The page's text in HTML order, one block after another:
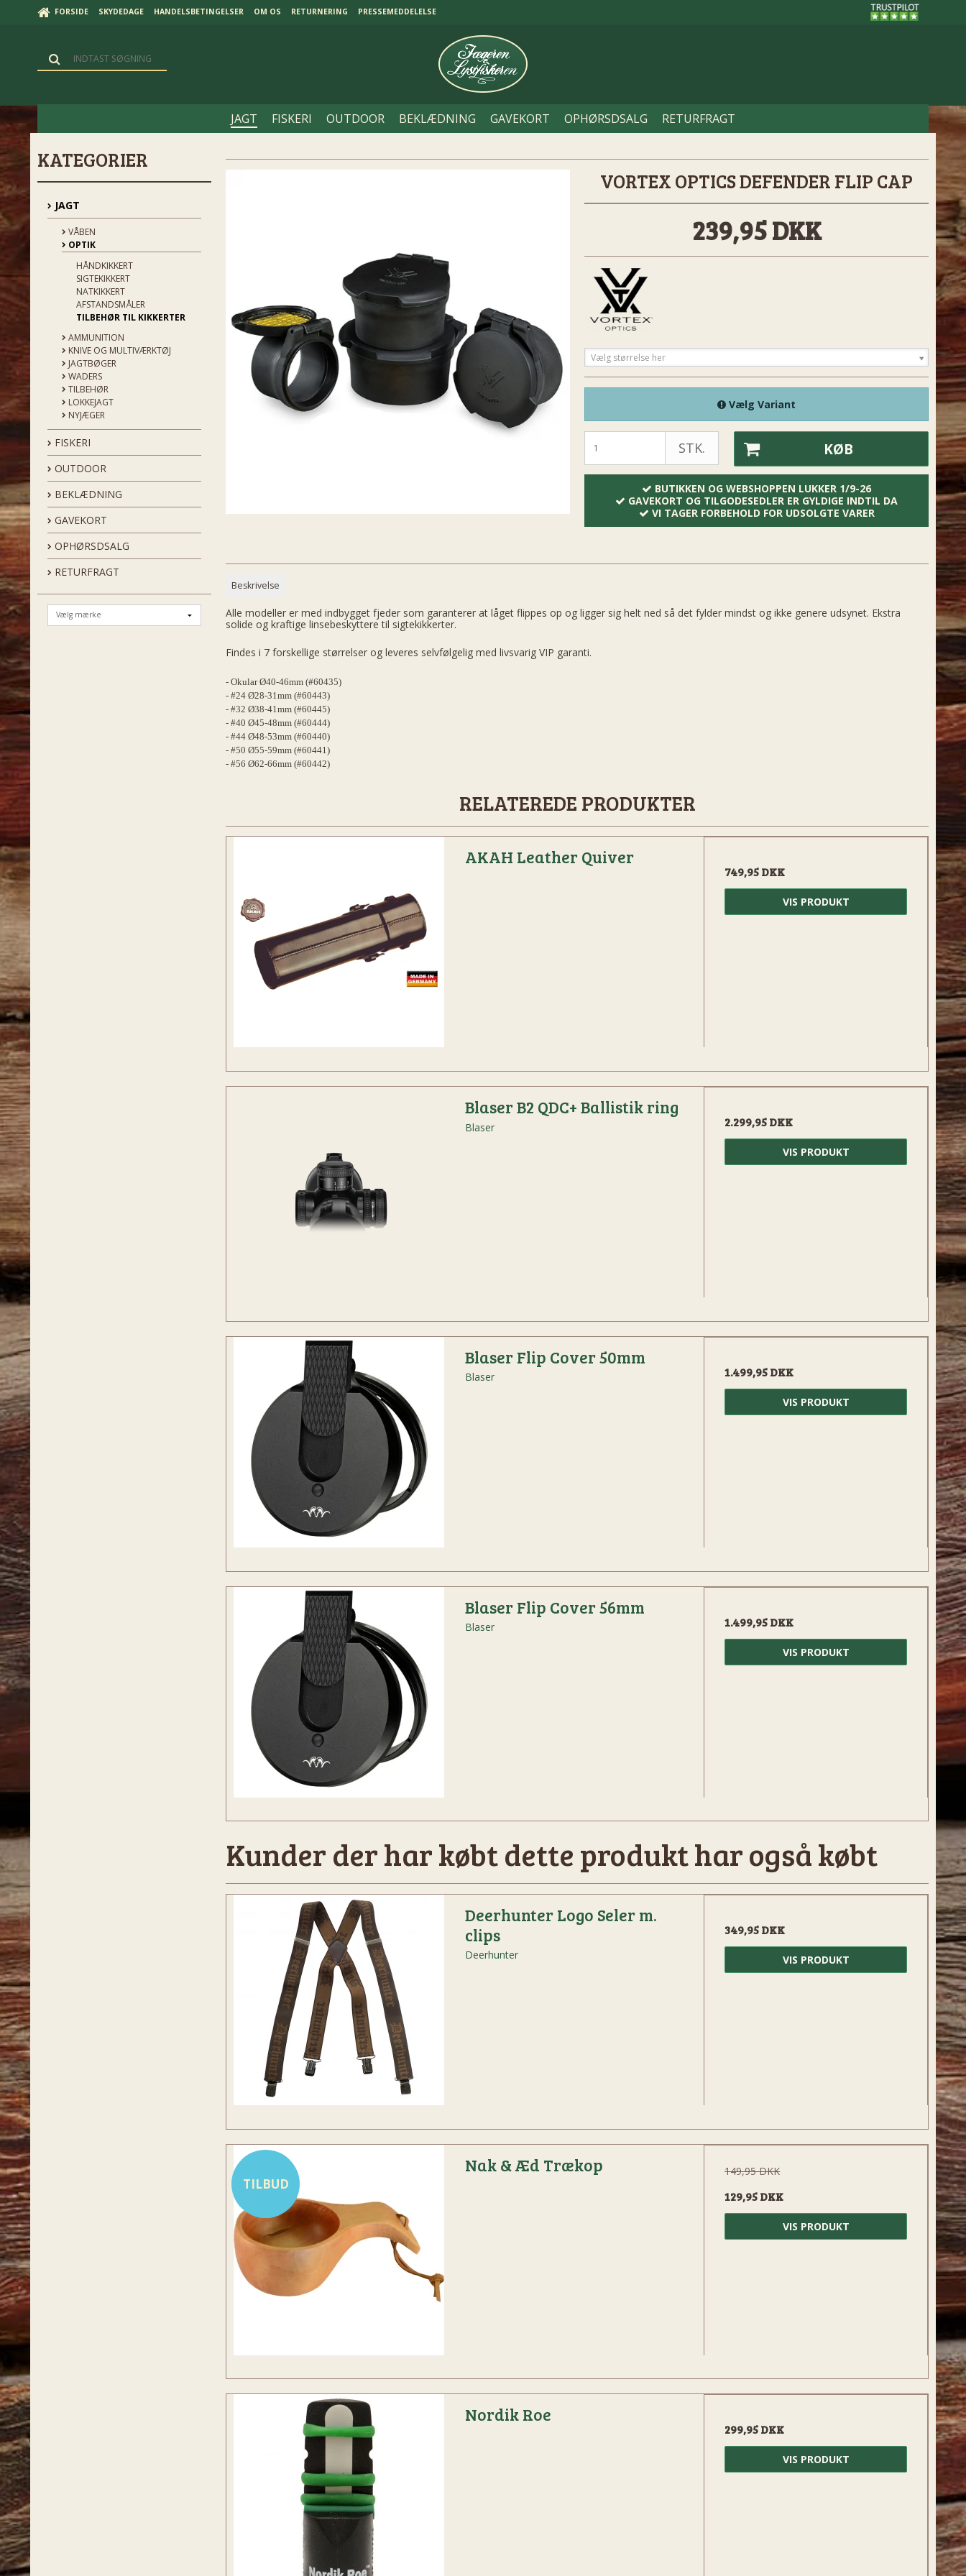
FORSIDE SKYDEDAGE HANDELSBETINGELSER OM OS RETURNERING PRESSEMEDDELELSE
JAGT FISKERI OUTDOOR BEKLÆDNING GAVEKORT OPHØRSDSALG RETURFRAGT
KATEGORIER
JAGT
VÅBEN
OPTIK
HÅNDKIKKERT
SIGTEKIKKERT
NATKIKKERT
AFSTANDSMÅLER
TILBEHØR TIL KIKKERTER
AMMUNITION
KNIVE OG MULTIVÆRKTØJ
JAGTBØGER
WADERS
TILBEHØR
LOKKEJAGT
NYJÆGER
FISKERI
OUTDOOR
BEKLÆDNING
GAVEKORT
OPHØRSDSALG
RETURFRAGT
VORTEX OPTICS DEFENDER FLIP CAP
239,95 DKK
Vælg størrelse her
Vælg Variant
STK. KØB
BUTIKKEN OG WEBSHOPPEN LUKKER 1/9-26
GAVEKORT OG TILGODESEDLER ER GYLDIGE INDTIL DA
VI TAGER FORBEHOLD FOR UDSOLGTE VARER
Beskrivelse
Alle modeller er med indbygget fjeder som garanterer at låget flippes op og ligger sig helt ned så det fylder mindst og ikke genere udsynet. Ekstra
solide og kraftige linsebeskyttere til sigtekikkerter.
Findes i 7 forskellige størrelser og leveres selvfølgelig med livsvarig VIP garanti.
- Okular Ø40-46mm (#60435)
- #24 Ø28-31mm (#60443)
- #32 Ø38-41mm (#60445)
- #40 Ø45-48mm (#60444)
- #44 Ø48-53mm (#60440)
- #50 Ø55-59mm (#60441)
- #56 Ø62-66mm (#60442)
RELATEREDE PRODUKTER
AKAH Leather Quiver
749,95 DKK
VIS PRODUKT
Blaser B2 QDC+ Ballistik ring
Blaser 2.299,95 DKK
VIS PRODUKT
Blaser Flip Cover 50mm
Blaser 1.499,95 DKK
VIS PRODUKT
Blaser Flip Cover 56mm
Blaser 1.499,95 DKK
VIS PRODUKT
Kunder der har købt dette produkt har også købt
Deerhunter Logo Seler m.
clips
Deerhunter
349,95 DKK
VIS PRODUKT
TILBUD
Nak & Æd Trækop 149,95 DKK
129,95 DKK
VIS PRODUKT
Nordik Roe
299,95 DKK
VIS PRODUKT